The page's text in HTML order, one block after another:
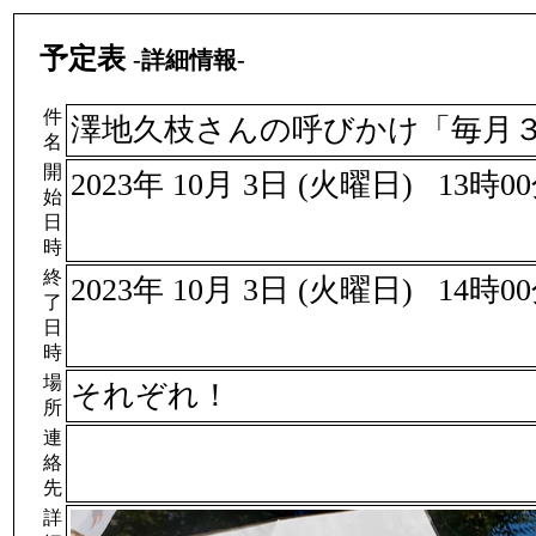
予定表 -詳細情報-
件
名 澤地久枝さんの呼びかけ「毎月
開
始
日
時
2023年 10月 3日 (火曜日) 13時
終
了
日
時
2023年 10月 3日 (火曜日) 14時
場
所 それぞれ！
連
絡
先
詳